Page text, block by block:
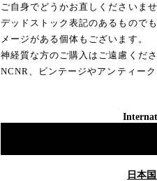
ご自身でどうかお直しくださいませ
デッドストック表記のあるもので
メージがある個体もございます。
神経質な方のご購入はご遠慮くださ
NCNR、ビンテージやアンティー
日本